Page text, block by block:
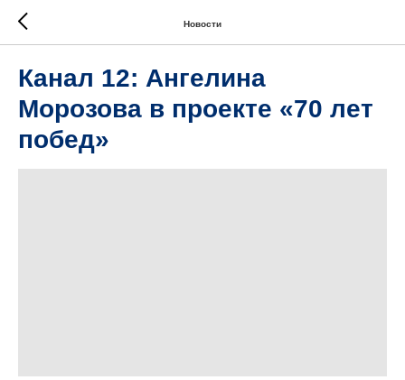
Новости
Канал 12: Ангелина
Морозова в проекте «70 лет
побед»